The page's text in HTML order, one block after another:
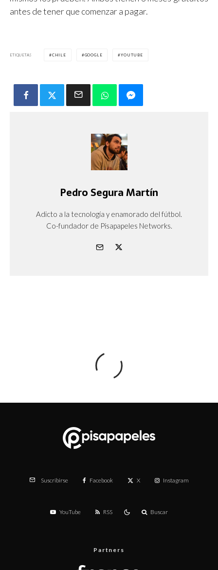
antes de tener que comenzar a pagar.
ETIQUETAS CHILE GOOGLE YOUTUBE
Pedro Segura Martín
Adicto a la tecnología y enamorado del fútbol.
Co-fundador de Pisapapeles Networks.
Suscribirse Facebook X Instagram
YouTube RSS Buscar
Partners